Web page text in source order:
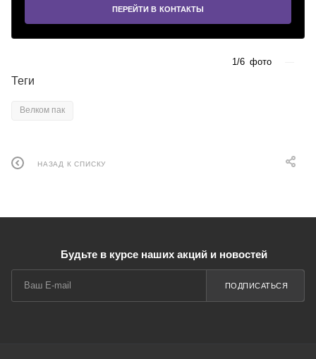
ПЕРЕЙТИ В КОНТАКТЫ
1/6 фото
Теги
Велком пак
НАЗАД К СПИСКУ
Будьте в курсе наших акций и новостей
ПОДПИСАТЬСЯ